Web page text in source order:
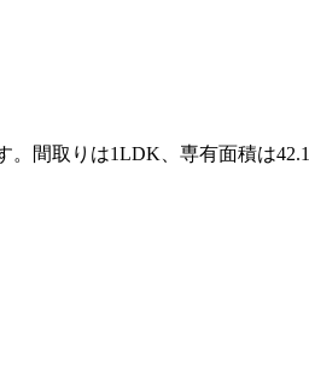
間取りは1LDK、専有面積は